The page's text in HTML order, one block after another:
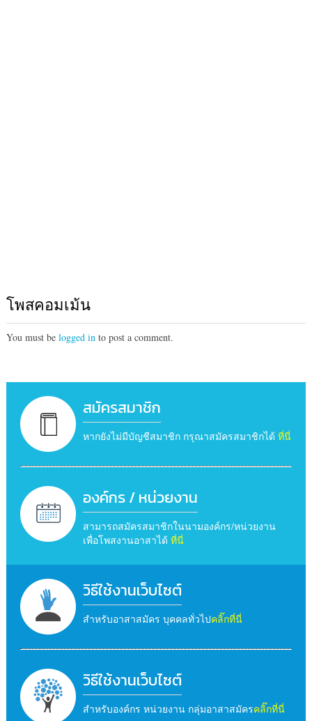
โพสคอมเม้น
You must be logged into post a comment.
สมัครสมาชิก
หากยังไม่มีบัญชีสมาชิก กรุณาสมัครสมาชิกได้ ที่นี่
องค์กร / หน่วยงาน
สามารถสมัครสมาชิกในนามองค์กร/หน่วยงาน
เพื่อโพสงานอาสาได้ ที่นี่
วิธีใช้งานเว็บไซต์
สำหรับอาสาสมัคร บุคคลทั่วไปคลิ๊กที่นี่
วิธีใช้งานเว็บไซต์
สำหรับองค์กร หน่วยงาน กลุ่มอาสาสมัครคลิ๊กที่นี่